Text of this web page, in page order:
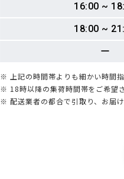
16:00 ~
18:00 ~
ー
※ 上記の時間帯よりも細かい時間
※ 18時以降の集荷時間帯をご希望
※ 配送業者の都合で引取り、お届